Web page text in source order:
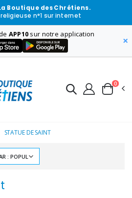
Boutique des Chrétiens.
n°1 sur internet
APP10 sur notre application
×
0
STATUE DE SAINT